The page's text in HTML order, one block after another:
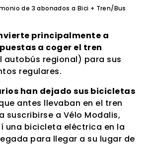
de 3 abonados a Bici + Tren/Bus
principalmente a
a coger el tren
autobús regional) para sus
regulares.
han dejado sus bicicletas
antes llevaban en el tren
suscribirse a Vélo Modalis,
una bicicleta eléctrica en la
para llegar a su lugar de